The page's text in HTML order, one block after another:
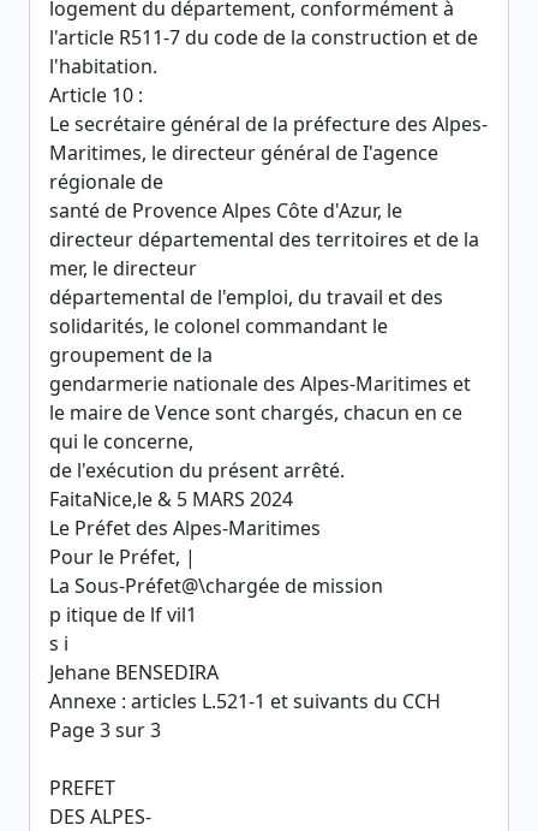
logement du département, conformément à
l'article R511-7 du code de la construction et de
l'habitation.
Article 10 :
Le secrétaire général de la préfecture des Alpes-
Maritimes, le directeur général de I'agence
régionale de
santé de Provence Alpes Côte d'Azur, le
directeur départemental des territoires et de la
mer, le directeur
départemental de l'emploi, du travail et des
solidarités, le colonel commandant le
groupement de la
gendarmerie nationale des Alpes-Maritimes et
le maire de Vence sont chargés, chacun en ce
qui le concerne,
de l'exécution du présent arrêté.
FaitaNice,le & 5 MARS 2024
Le Préfet des Alpes-Maritimes
Pour le Préfet, |
La Sous-Préfet@\chargée de mission
p itique de lf vil1
s i
Jehane BENSEDIRA
Annexe : articles L.521-1 et suivants du CCH
Page 3 sur 3
PREFET
DES ALPES-